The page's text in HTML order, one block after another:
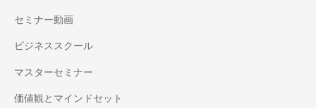
セミナー動画
ビジネススクール
マスターセミナー
価値観とマインドセット